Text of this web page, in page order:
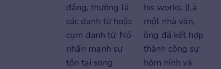
đẳng, thường là
các danh từ hoặc
cụm danh từ. Nó
nhấn mạnh sự
tồn tại song
his works. (Là
một nhà văn,
ông đã kết hợp
thành công sự
hóm hỉnh và